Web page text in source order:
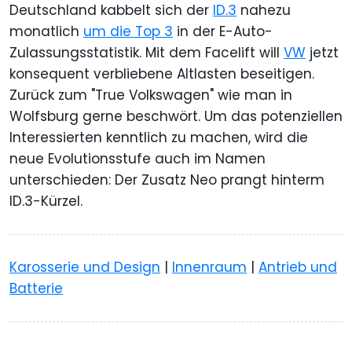
Deutschland kabbelt sich der ID.3 nahezu
monatlich um die Top 3 in der E-Auto-
Zulassungsstatistik. Mit dem Facelift will VW jetzt
konsequent verbliebene Altlasten beseitigen.
Zurück zum "True Volkswagen" wie man in
Wolfsburg gerne beschwört. Um das potenziellen
Interessierten kenntlich zu machen, wird die
neue Evolutionsstufe auch im Namen
unterschieden: Der Zusatz Neo prangt hinterm
ID.3-Kürzel.
Karosserie und Design Innenraum
Antrieb und
Batterie